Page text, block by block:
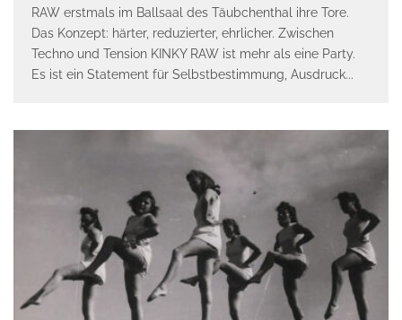
RAW erstmals im Ballsaal des Täubchenthal ihre Tore.
Das Konzept: härter, reduzierter, ehrlicher. Zwischen
Techno und Tension KINKY RAW ist mehr als eine Party.
Es ist ein Statement für Selbstbestimmung, Ausdruck...